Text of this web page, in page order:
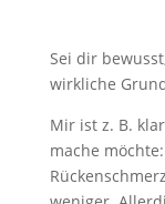
Sei dir
wirkliche
Mir ist z. B.
mache